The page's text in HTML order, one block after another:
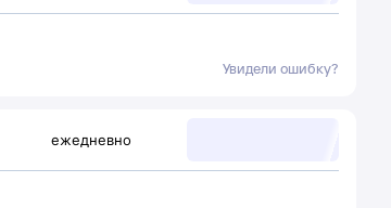
Увидели ошибку?
ежедневно